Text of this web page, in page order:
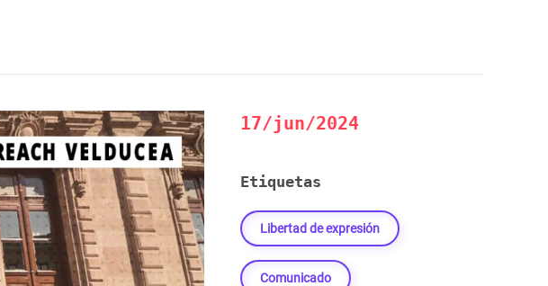
17/jun/2024
Etiquetas
Libertad de expresión
Comunicado